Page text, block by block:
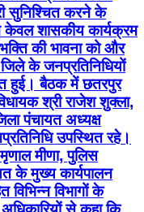
सुनिश्चित करने के
केवल शासकीय कार्यक्रम
की भावना को और
के जनप्रतिनिधियों
हुई। बैठक में छतरपुर
श्री राजेश शुक्ला,
पंचायत अध्यक्ष
उपस्थित रहे।
मीणा, पुलिस
के मुख्य कार्यपालन
विभिन्न विभागों के